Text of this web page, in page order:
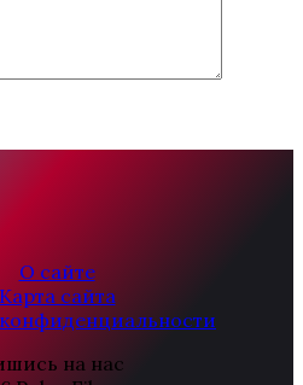
О сайте
Карта сайта
на нас